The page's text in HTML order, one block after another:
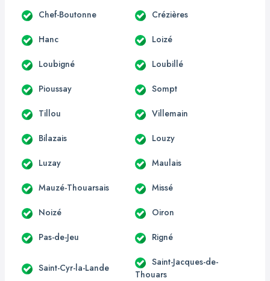
Chef-Boutonne Crézières
Hanc Loizé
Loubigné Loubillé
Pioussay Sompt
Tillou Villemain
Bilazais Louzy
Luzay Maulais
Mauzé-Thouarsais Missé
Noizé Oiron
Pas-de-Jeu Rigné
Saint-Cyr-la-Lande
Saint-Jacques-de-
Thouars